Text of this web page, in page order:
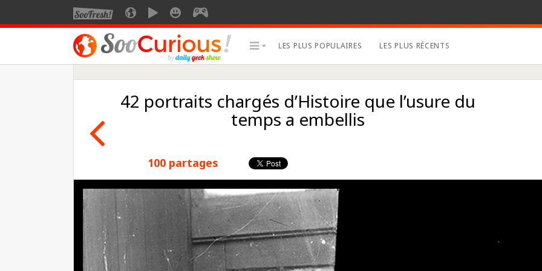
LES PLUS POPULAIRES LES PLUS RÉCENTS
42 portraits chargés d’Histoire que l’usure du
temps a embellis
100 partages